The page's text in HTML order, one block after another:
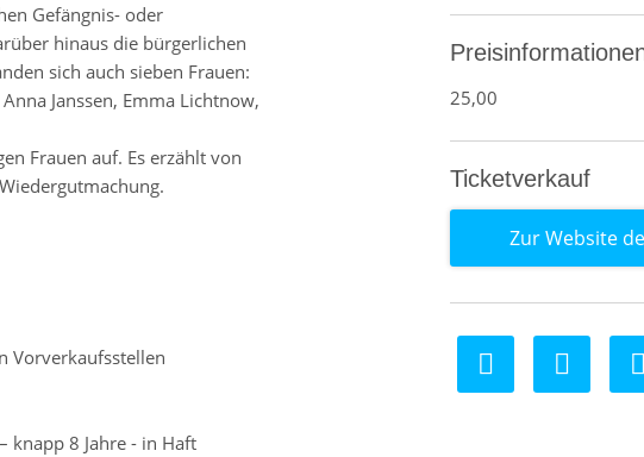
Gefängnis- oder
hinaus die bürgerlichen
sich auch sieben Frauen:
Janssen, Emma Lichtnow,
Frauen auf. Es erzählt von
Vorverkaufsstellen
knapp 8 Jahre - in Haft
25,00
Ticketverkauf
Zur Website